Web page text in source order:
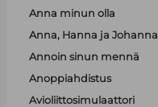
Anna minun olla
Anna, Hanna ja Johanna
Annoin sinun mennä
Anoppiahdistus
Avioliittosimulaattori